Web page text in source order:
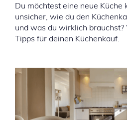
Du möchtest eine neue Küche
unsicher, wie du den
und was du wirklich
Tipps für deinen Küchenkauf.